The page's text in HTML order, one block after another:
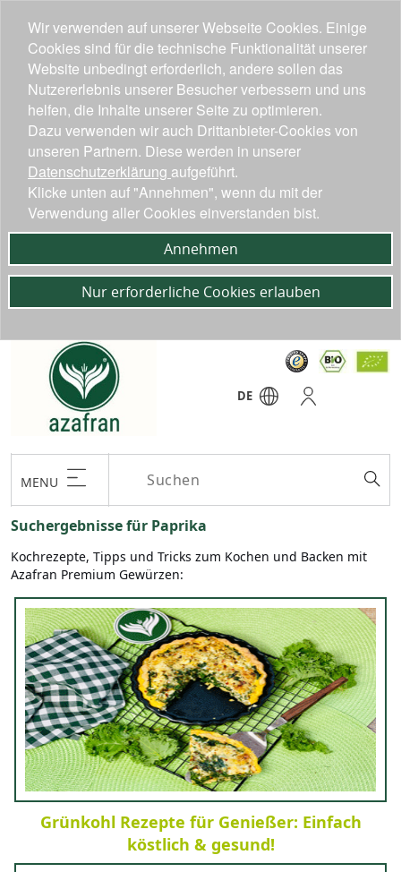
DE
MENU
Suchergebnisse für Paprika
Kochrezepte, Tipps und Tricks zum Kochen und Backen mit
Azafran Premium Gewürzen:
Grünkohl Rezepte für Genießer: Einfach
köstlich & gesund!
Wir verwenden auf unserer Webseite Cookies. Einige
Cookies sind für die technische Funktionalität unserer
Website unbedingt erforderlich, andere sollen das
Nutzererlebnis unserer Besucher verbessern und uns
helfen, die Inhalte unserer Seite zu optimieren.
Dazu verwenden wir auch Drittanbieter-Cookies von
unseren Partnern. Diese werden in unserer
Datenschutzerklärung aufgeführt.
Klicke unten auf "Annehmen", wenn du mit der
Verwendung aller Cookies einverstanden bist.
Annehmen
Nur erforderliche Cookies erlauben